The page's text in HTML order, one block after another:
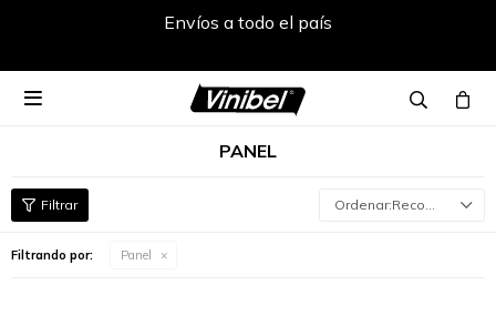
Envíos a todo el país

PANEL
Recomendados
Filtrando por: Panel